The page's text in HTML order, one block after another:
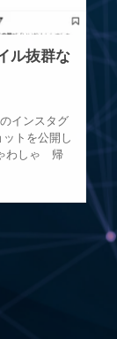
ル抜群な
インスタグ
トを公開し
わしゃ 帰